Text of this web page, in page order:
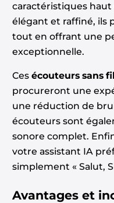
caractéristiques
élégant et raffiné, ils
tout en offrant une
exceptionnelle.
Cesécouteurs sans
procureront une
une réduction de
écouteurs sont
sonore complet.
votre assistant IA
simplement « Salut,
Avantages et